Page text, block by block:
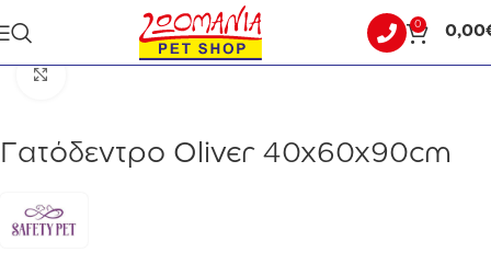
0 0,00
ΓΑΤΑ ΟΝΥΧΟΔΡΟΜΙΑ - ΓΑΤΟΔΕΝΤΡΑ
Γατόδεντρο Oliver 40x60x90cm